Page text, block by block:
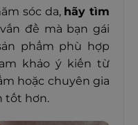
sóc da, hãy tìm
đề mà bạn gái
phẩm phù hợp
khảo ý kiến từ
hoặc chuyên gia
tốt hơn.